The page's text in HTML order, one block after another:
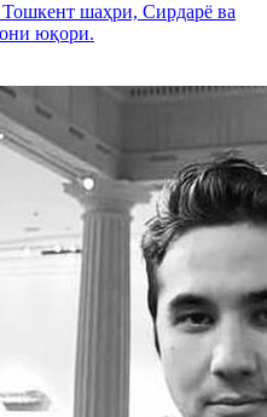
Тошкент шаҳри, Сирдарё ва
юқори.